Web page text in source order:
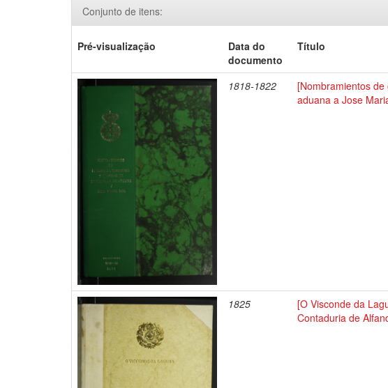
Conjunto de itens:
Pré-visualização
Data do
documento
Título
1818-1822
[Nombramientos
aduana a Jose
1825
[O Visconde da
Contaduria de